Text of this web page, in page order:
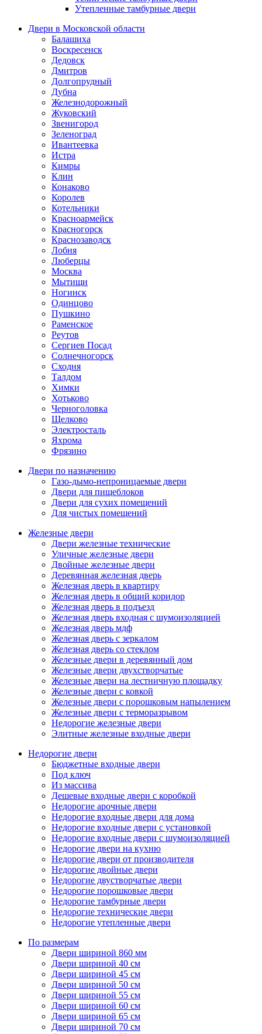
Утепленные тамбурные двери
Двери в Московской области
Балашиха
Воскресенск
Дедовск
Дмитров
Долгопрудный
Дубна
Железнодорожный
Жуковский
Звенигород
Зеленоград
Ивантеевка
Истра
Кимры
Клин
Конаково
Королев
Котельники
Красноармейск
Красногорск
Краснозаводск
Лобня
Люберцы
Москва
Мытищи
Ногинск
Одинцово
Пушкино
Раменское
Реутов
Сергиев Посад
Солнечногорск
Сходня
Талдом
Химки
Хотьково
Черноголовка
Щелково
Электросталь
Яхрома
Фрязино
Двери по назначению
Газо-дымо-непроницаемые двери
Двери для пищеблоков
Двери для сухих помещений
Для чистых помещений
Железные двери
Двери железные технические
Уличные железные двери
Двойные железные двери
Деревянная железная дверь
Железная дверь в квартиру
Железная дверь в общий коридор
Железная дверь в подъезд
Железная дверь входная с шумоизоляцией
Железная дверь мдф
Железная дверь с зеркалом
Железная дверь со стеклом
Железные двери в деревянный дом
Железные двери двухстворчатые
Железные двери на лестничную площадку
Железные двери с ковкой
Железные двери с порошковым напылением
Железные двери с терморазрывом
Недорогие железные двери
Элитные железные входные двери
Недорогие двери
Бюджетные входные двери
Под ключ
Из массива
Дешевые входные двери с коробкой
Недорогие арочные двери
Недорогие входные двери для дома
Недорогие входные двери с установкой
Недорогие входные двери с шумоизоляцией
Недорогие двери на кухню
Недорогие двери от производителя
Недорогие двойные двери
Недорогие двустворчатые двери
Недорогие порошковые двери
Недорогие тамбурные двери
Недорогие технические двери
Недорогие утепленные двери
По размерам
Двери шириной 860 мм
Двери шириной 40 см
Двери шириной 45 см
Двери шириной 50 см
Двери шириной 55 см
Двери шириной 60 см
Двери шириной 65 см
Двери шириной 70 см